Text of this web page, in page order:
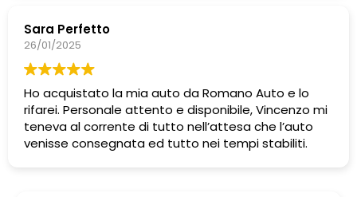
Sara Perfetto
26/01/2025
Ho acquistato la mia auto da Romano Auto e lo
rifarei. Personale attento e disponibile, Vincenzo mi
teneva al corrente di tutto nell’attesa che l’auto
venisse consegnata ed tutto nei tempi stabiliti.